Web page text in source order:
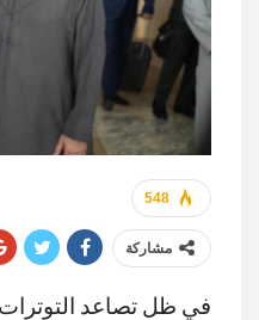
548
مشاركة
في ظل تصاعد التوترات